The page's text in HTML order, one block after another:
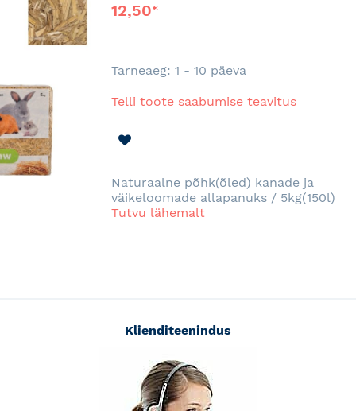
12,50€
Tarneaeg: 1 - 10 päeva
Telli toote saabumise teavitus
Naturaalne põhk(õled) kanade ja
väikeloomade allapanuks / 5kg(150l)
Tutvu lähemalt
Klienditeenindus